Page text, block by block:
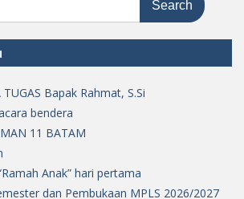
Bapak Rahmat, S.Si
bendera
11 BATAM
Anak” hari pertama
dan Pembukaan MPLS 2026/2027